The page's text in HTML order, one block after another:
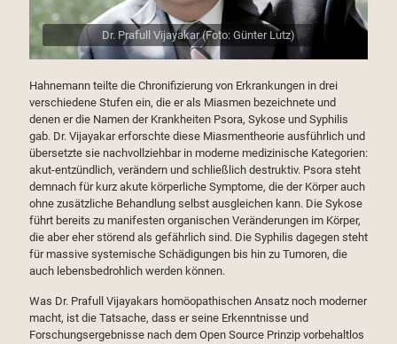
Dr. Prafull Vijayakar (Foto: Günter Lutz)
Hahnemann teilte die Chronifizierung von Erkrankungen in drei
verschiedene Stufen ein, die er als Miasmen bezeichnete und
denen er die Namen der Krankheiten Psora, Sykose und Syphilis
gab. Dr. Vijayakar erforschte diese Miasmentheorie ausführlich und
übersetzte sie nachvollziehbar in moderne medizinische Kategorien:
akut-entzündlich, verändern und schließlich destruktiv. Psora steht
demnach für kurz akute körperliche Symptome, die der Körper auch
ohne zusätzliche Behandlung selbst ausgleichen kann. Die Sykose
führt bereits zu manifesten organischen Veränderungen im Körper,
die aber eher störend als gefährlich sind. Die Syphilis dagegen steht
für massive systemische Schädigungen bis hin zu Tumoren, die
auch lebensbedrohlich werden können.
Was Dr. Prafull Vijayakars homöopathischen Ansatz noch moderner
macht, ist die Tatsache, dass er seine Erkenntnisse und
Forschungsergebnisse nach dem Open Source Prinzip vorbehaltlos